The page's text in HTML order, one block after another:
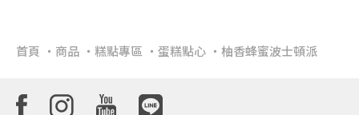
首頁 商品 糕點專區 蛋糕點心 柚香蜂蜜波士頓派